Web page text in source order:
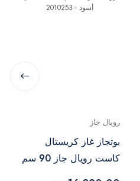
رويال جاز
بوتجاز غاز كريستال
كاست رويال جاز 90 سم